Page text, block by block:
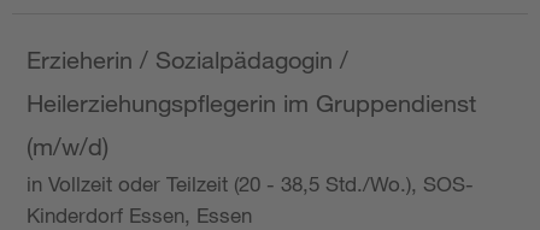
Erzieherin / Sozialpädagogin /
Heilerziehungspflegerin im Gruppendienst
(m/w/d)
in Vollzeit oder Teilzeit (20 - 38,5 Std./Wo.), SOS-
Kinderdorf Essen, Essen